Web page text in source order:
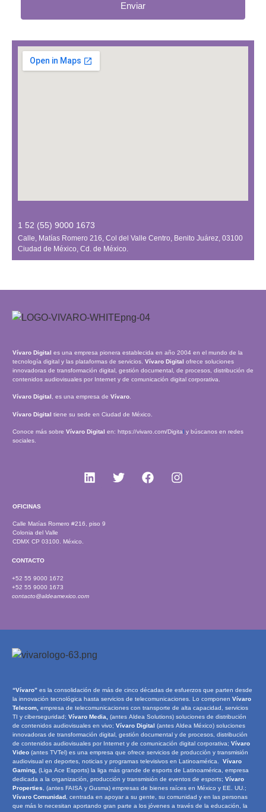
Enviar
1 52 (55) 9000 1673
Calle, Matías Romero 216, Col del Valle Centro, Benito Juárez, 03100
Ciudad de México, Cd. de México.
Vívaro Digital es una empresa pionera establecida en año 2004 en el mundo de la
tecnología digital y las plataformas de servicios. Vívaro Digital ofrece soluciones
innovadoras de transformación digital, gestión documental, de procesos, distribución de
contenidos audiovisuales por Internet y de comunicación digital corporativa.
Vívaro Digital , es una empresa de Vívaro.
Vívaro Digital tiene su sede en Ciudad de México.
Conoce más sobre Vívaro Digital en: https://vivaro.com/Digital y búscanos en redes
sociales.
OFICINAS
Calle Matías Romero #216, piso 9
Colonia del Valle
CDMX CP 03100. México.
CONTACTO
+52 55 9000 1672
+52 55 9000 1673
contacto@aldeamexico.com
“Vívaro” es la consolidación de más de cinco décadas de esfuerzos que parten desde
la innovación tecnológica hasta servicios de telecomunicaciones. Lo componen Vívaro
Telecom, empresa de telecomunicaciones con transporte de alta capacidad, servicios
TI y ciberseguridad; Vívaro Media, (antes Aldea Solutions) soluciones de distribución
de contenidos audiovisuales en vivo; Vívaro Digital (antes Aldea México) soluciones
innovadoras de transformación digital, gestión documental y de procesos, distribución
de contenidos audiovisuales por Internet y de comunicación digital corporativa; Vívaro
Video (antes TVTel) es una empresa que ofrece servicios de producción y transmisión
audiovisual en deportes, noticias y programas televisivos en Latinoamérica. Vívaro
Gaming, (Liga Ace Esports) la liga más grande de esports de Latinoamérica, empresa
dedicada a la organización, producción y transmisión de eventos de esports; Vívaro
Properties, (antes FAISA y Gusma) empresas de bienes raíces en México y EE. UU.;
Vívaro Comunidad, centrada en apoyar a su gente, su comunidad y en las personas
que más lo necesitan aportando gran parte a los jóvenes a través de la educación, la